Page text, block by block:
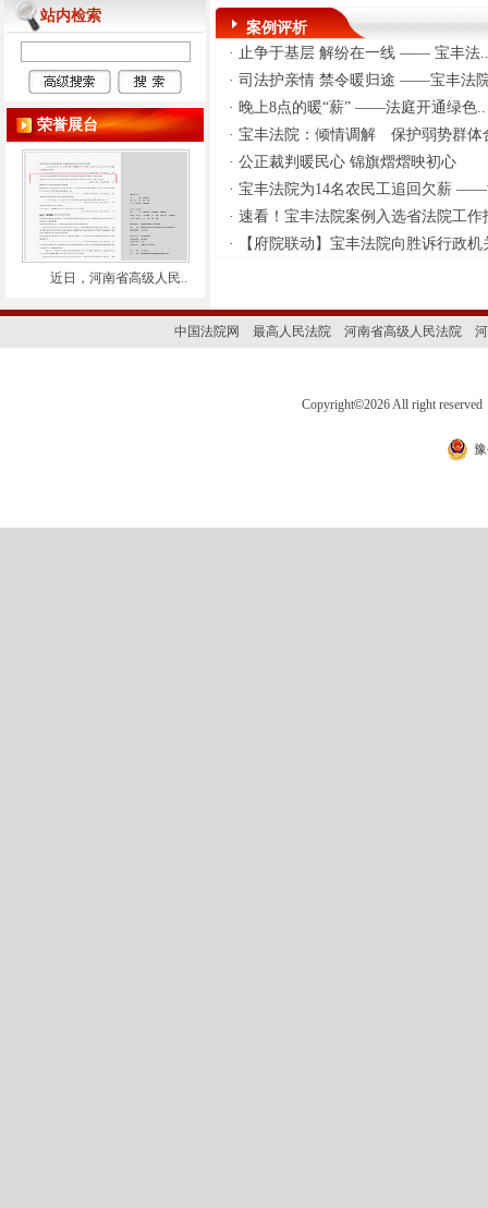
料。五是压实信用修复办理责
任，按照“谁认定、谁修复”原则
开展修复工作。六是明确信用修
复办理期限，一般应当自收到信
用修复申请之日起10个工作日内
反馈修复结果。七是同步更新信
用修复结果，依法依规解除相应
失信惩戒措施。八是健全异议申
诉处理机制，及时处理异议申
诉。九是协同推动破产重整、破
产和解企业高效修复信用，保障
企业正常经营和后续发展。十是
规范征信机构使用信用信息行
量管控，提升数据准确性、及时
站内检索
荣誉展台
近日，河南省高级人民..
案例评析
· 止争于基层 解纷在一线 —— 宝丰法..
· 司法护亲情 禁令暖归途 ——宝丰法
· 晚上8点的暖“薪” ——法庭开通绿色..
· 宝丰法院：倾情调解 保护弱势群体
· 公正裁判暖民心 锦旗熠熠映初心
· 宝丰法院为14名农民工追回欠薪
· 速看！宝丰法院案例入选省法院工作
·
【府院联动】宝丰法院向胜诉行政机
中国法院网 最高人民法院 河南省高级人民法院
Copyright©2026 All right